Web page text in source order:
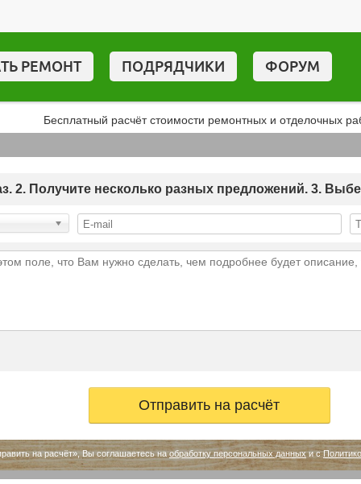
РЕМОНТ ПОДРЯДЧИКИ ФОРУМ
Бесплатный расчёт стоимости ремонтных и отделочных
2. Получите несколько разных предложений. 3.
на расчёт», Вы соглашаетесь наобработку персональных данныхи с